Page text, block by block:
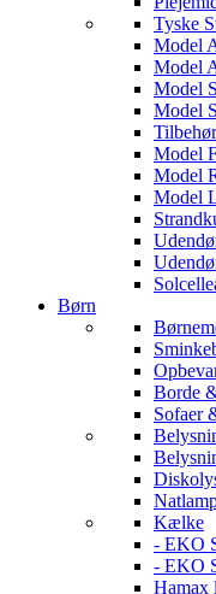
Tyske
Model
Model
Model
Model
Model
Model
Model
Børn
Borde
Sofaer
Kælke
- EKO
- EKO
Hamax